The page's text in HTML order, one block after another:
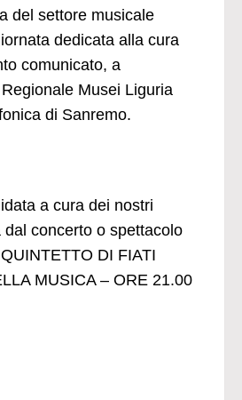
del settore musicale
dedicata alla cura
comunicato, a
Musei Liguria
di Sanremo.
a cura dei nostri
concerto o spettacolo
DI FIATI
MUSICA – ORE 21.00